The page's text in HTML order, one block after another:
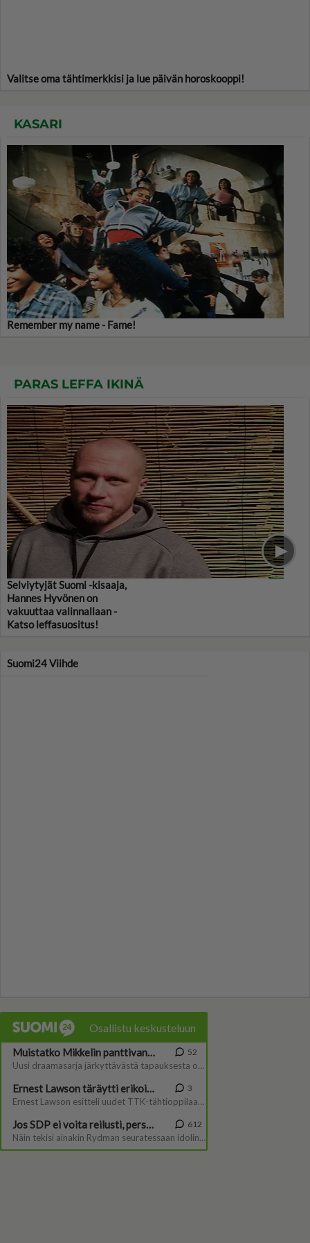
Valitse oma tähtimerkkisi ja lue päivän horoskooppi!
KASARI
Remember my name - Fame!
PARAS LEFFA IKINÄ
Selviytyjät Suomi -kisaaja,
Hannes Hyvönen on
vakuuttaa valinnallaan -
Katso leffasuositus!
Suomi24 Viihde